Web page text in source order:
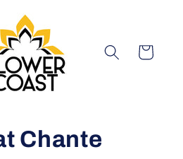
Panier
Chante